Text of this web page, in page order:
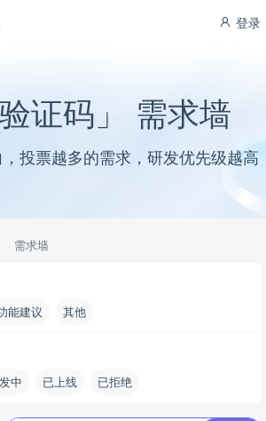
登录
验证码」 需求墙
投票越多的需求，研发优先级越高
需求墙
能建议 其他
中 已上线 已拒绝